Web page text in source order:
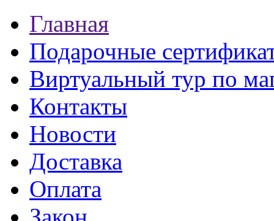
Главная
Подарочные
Виртуальный тур по
Контакты
Новости
Доставка
Оплата